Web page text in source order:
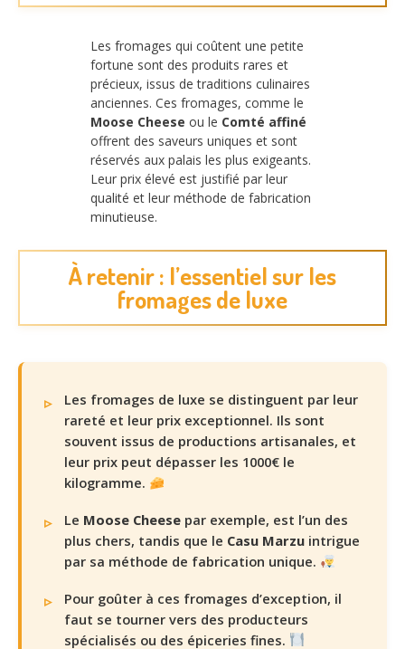
Les fromages qui coûtent une petite
fortune sont des produits rares et
précieux, issus de traditions culinaires
anciennes. Ces fromages, comme le
Moose Cheese ou le Comté affiné
offrent des saveurs uniques et sont
réservés aux palais les plus exigeants.
Leur prix élevé est justifié par leur
qualité et leur méthode de fabrication
minutieuse.
À retenir : l’essentiel sur les
fromages de luxe
Les fromages de luxe se distinguent par leur
rareté et leur prix exceptionnel. Ils sont
souvent issus de productions artisanales, et
leur prix peut dépasser les 1000€ le
kilogramme.
Le Moose Cheese par exemple, est l’un des
plus chers, tandis que le Casu Marzu intrigue
par sa méthode de fabrication unique.
Pour goûter à ces fromages d’exception, il
faut se tourner vers des producteurs
spécialisés ou des épiceries fines.